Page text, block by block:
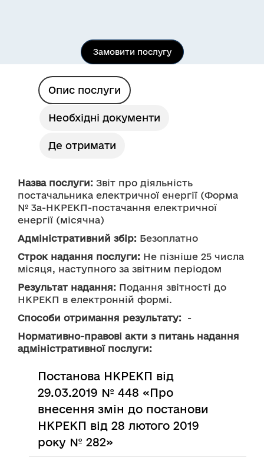
Замовити послугу
Опис послуги
Необхідні документи
Де отримати
Назва послуги: Звіт про діяльність
постачальника електричної енергії (Форма
№ 3а-НКРЕКП-постачання електричної
енергії (місячна)
Адміністративний збір: Безоплатно
Строк надання послуги: Не пізніше 25 числа
місяця, наступного за звітним періодом
Результат надання: Подання звітності до
НКРЕКП в електронній формі.
Способи отримання результату:
  -
Нормативно-правові акти з питань надання
адміністративної послуги:
Постанова НКРЕКП від
29.03.2019 № 448 «Про
внесення змін до постанови
НКРЕКП від 28 лютого 2019
року № 282»